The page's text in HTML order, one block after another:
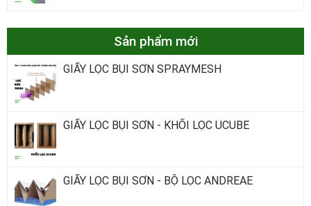
Sản phẩm mới
GIẤY LỌC BỤI SƠN SPRAYMESH
GIẤY LỌC BỤI SƠN - KHỐI LỌC UCUBE
GIẤY LỌC BỤI SƠN - BỘ LỌC ANDREAE